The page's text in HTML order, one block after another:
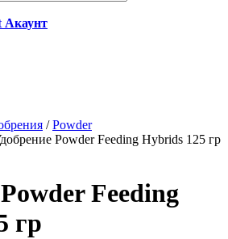
Акаунт
/Powder
Powder Feeding Hybrids 125 гр
Feeding
гр